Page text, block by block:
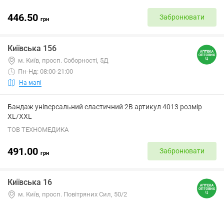
446.50 грн Забронювати
Київська 156
м. Київ, просп. Соборності, 5Д
Пн-Нд: 08:00-21:00
На мапі
Бандаж універсальний еластичний 2B артикул 4013 розмір
XL/XXL
ТОВ ТЕХНОМЕДИКА
491.00 грн Забронювати
Київська 16
м. Київ, просп. Повітряних Сил, 50/2